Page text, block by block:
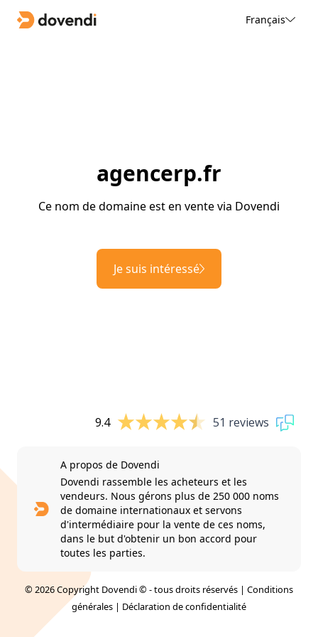
Français
agencerp.fr
Ce nom de domaine est en vente via Dovendi
Je suis intéressé
9.4 51 reviews
A propos de Dovendi
Dovendi rassemble les acheteurs et les
vendeurs. Nous gérons plus de 250 000 noms
de domaine internationaux et servons
d'intermédiaire pour la vente de ces noms,
dans le but d'obtenir un bon accord pour
toutes les parties.
© 2026 Copyright Dovendi © - tous droits réservés | Conditions
générales | Déclaration de confidentialité